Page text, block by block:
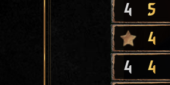
4 5
4
4 4